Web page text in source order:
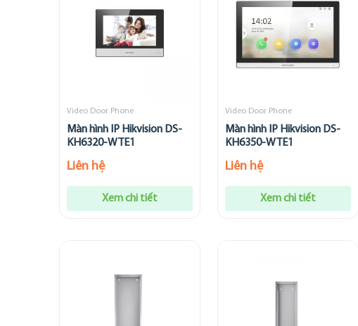
Video Door Phone
Màn hình IP Hikvision DS-
KH6320-WTE1
Liên hệ
Xem chi tiết
Video Door Phone
Màn hình IP Hikvision DS-
KH6350-WTE1
Liên hệ
Xem chi tiết